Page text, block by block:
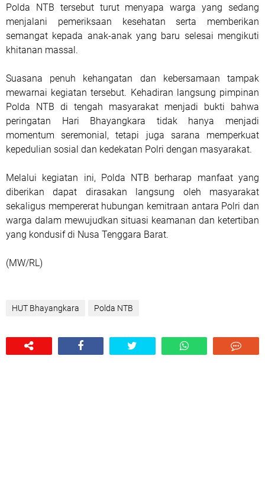
Polda NTB tersebut turut menyapa warga yang sedang
menjalani pemeriksaan kesehatan serta memberikan
semangat kepada anak-anak yang baru selesai mengikuti
khitanan massal.
Suasana penuh kehangatan dan kebersamaan tampak
mewarnai kegiatan tersebut. Kehadiran langsung pimpinan
Polda NTB di tengah masyarakat menjadi bukti bahwa
peringatan Hari Bhayangkara tidak hanya menjadi
momentum seremonial, tetapi juga sarana memperkuat
kepedulian sosial dan kedekatan Polri dengan masyarakat.
Melalui kegiatan ini, Polda NTB berharap manfaat yang
diberikan dapat dirasakan langsung oleh masyarakat
sekaligus mempererat hubungan kemitraan antara Polri dan
warga dalam mewujudkan situasi keamanan dan ketertiban
yang kondusif di Nusa Tenggara Barat.
(MW/RL)
HUT Bhayangkara Polda NTB